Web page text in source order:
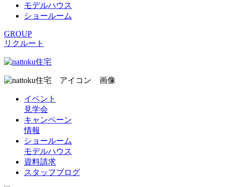
モデルハウス
ショールーム
GROUP
リクルート
イベント
見学会
キャンペーン
情報
ショールーム
モデルハウス
資料請求
スタッフブログ